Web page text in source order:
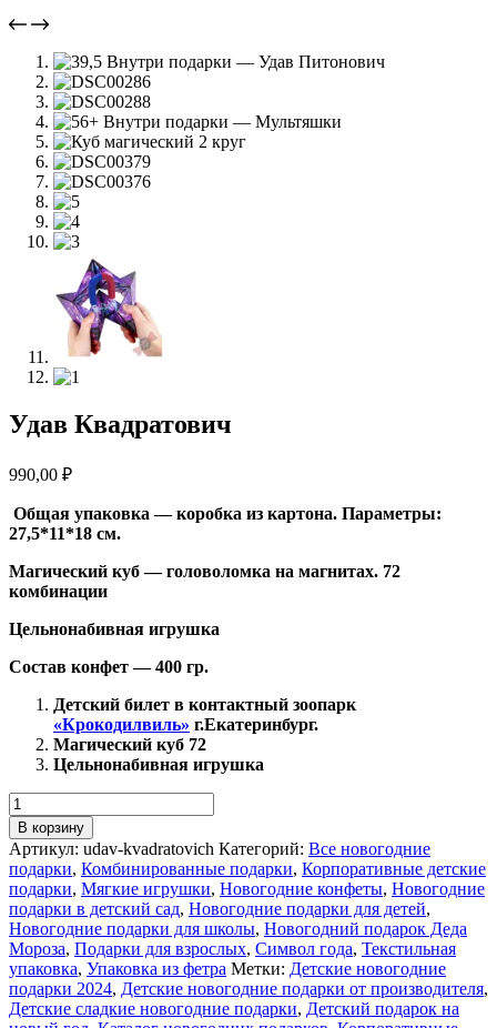
Удав Квадратович
990,00 ₽
Общая упаковка — коробка из картона. Параметры:
27,5*11*18 см.
Магический куб — головоломка на магнитах. 72
комбинации
Цельнонабивная игрушка
Состав конфет — 400 гр.
Детский билет в контактный зоопарк
«Крокодилвиль» г.Екатеринбург.
Магический куб 72
Цельнонабивная игрушка
Количество
товара
Удав
Квадратович
В корзину
Артикул: udav-kvadratovich Категорий: Все новогодние
подарки, Комбинированные подарки, Корпоративные детские
подарки, Мягкие игрушки, Новогодние конфеты, Новогодние
подарки в детский сад, Новогодние подарки для детей,
Новогодние подарки для школы, Новогодний подарок Деда
Мороза, Подарки для взрослых, Символ года, Текстильная
упаковка, Упаковка из фетра Метки: Детские новогодние
подарки 2024, Детские новогодние подарки от производителя,
Детские сладкие новогодние подарки, Детский подарок на